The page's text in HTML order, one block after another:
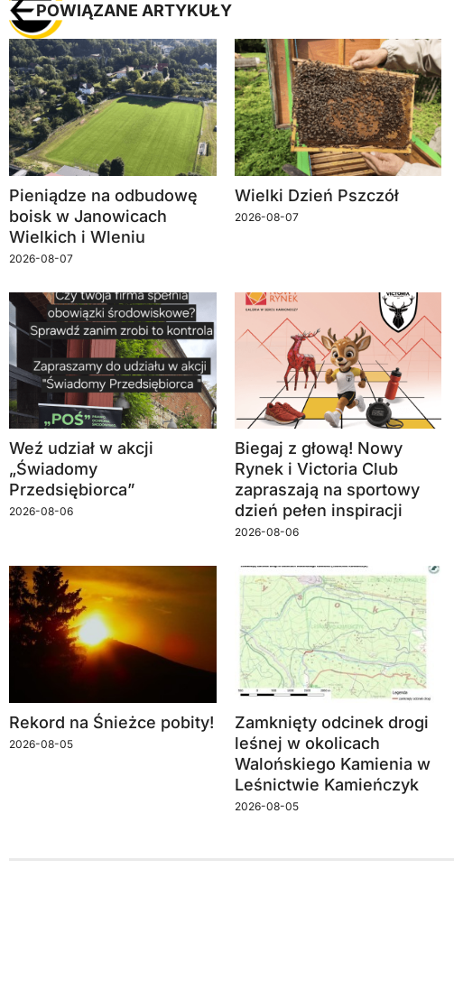
POWIĄZANE ARTYKUŁY
Pieniądze na odbudowę
boisk w Janowicach
Wielkich i Wleniu
2026-08-07
Wielki Dzień Pszczół
2026-08-07
Weź udział w akcji
„Świadomy
Przedsiębiorca”
2026-08-06
Biegaj z głową! Nowy
Rynek i Victoria Club
zapraszają na sportowy
dzień pełen inspiracji
2026-08-06
Rekord na Śnieżce pobity!
2026-08-05
Zamknięty odcinek drogi
leśnej w okolicach
Walońskiego Kamienia w
Leśnictwie Kamieńczyk
2026-08-05